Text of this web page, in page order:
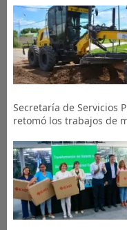
Secretaría de Servicios
retomó los trabajos de